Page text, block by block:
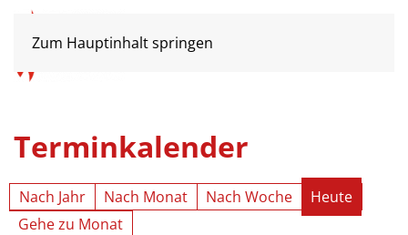
Zum Hauptinhalt springen
Terminkalender
Nach Jahr Nach Monat Nach Woche
Heute
Gehe zu Monat